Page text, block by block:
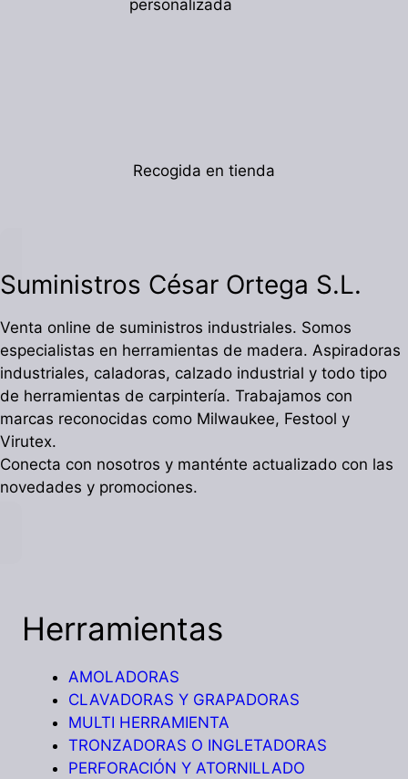
personalizada
Recogida en tienda
Suministros César Ortega S.L.
Venta online de suministros industriales. Somos
especialistas en herramientas de madera. Aspiradoras
industriales, caladoras, calzado industrial y todo tipo
de herramientas de carpintería. Trabajamos con
marcas reconocidas como Milwaukee, Festool y
Virutex.
Conecta con nosotros y manténte actualizado con las
novedades y promociones.
Herramientas
AMOLADORAS
CLAVADORAS Y GRAPADORAS
MULTI HERRAMIENTA
TRONZADORAS O INGLETADORAS
PERFORACIÓN Y ATORNILLADO